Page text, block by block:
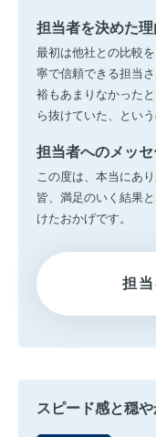
担当者を決めた
最初は他社との比較
寧で信頼できる担当
裕もあまりなかった
ら抜けていた、とい
担当者へのメッ
この度は、本当にあ
皆、満足のいく結果
けたおかげです。
担
スピード感と穏